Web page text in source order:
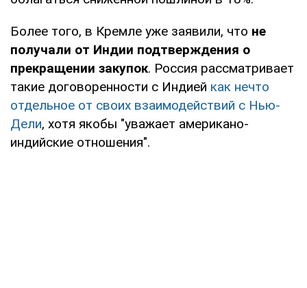
Более того, в Кремле уже заявили, что не
получали от Индии подтверждения о
прекращении закупок. Россия рассматривает
такие договоренности с Индией как нечто
отдельное от своих взаимодействий с Нью-
Дели, хотя якобы "уважает американо-
индийские отношения".